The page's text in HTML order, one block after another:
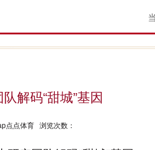
解码“甜城”基因
点点体育 浏览次数：